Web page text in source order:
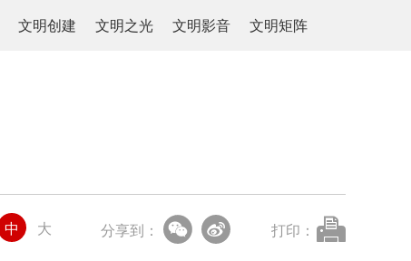
文明创建 文明之光 文明影音 文明矩阵
中 大 分享到： 打印：